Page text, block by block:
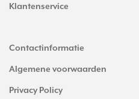
Klantenservice
Contactinformatie
Algemene voorwaarden
Privacy Policy